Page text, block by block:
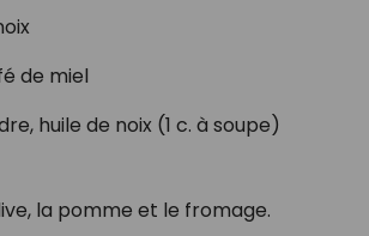
de miel
huile de noix (1 c. à soupe)
la pomme et le fromage.